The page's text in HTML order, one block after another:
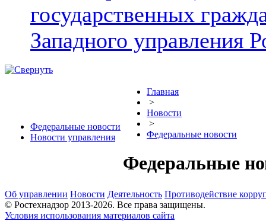
государственных
Западного управления
Федеральные новости
Новости управления
Главная
>
Новости
>
Федеральные новости
Федеральные
Об управлении Новости Деятельность Противодействие
© Ростехнадзор 2013-2026. Все права защищены.
Условия использования материалов сайта